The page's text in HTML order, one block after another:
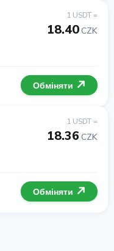
1 USDT =
18.40CZK
Обміняти
1 USDT =
18.36 CZK
Обміняти